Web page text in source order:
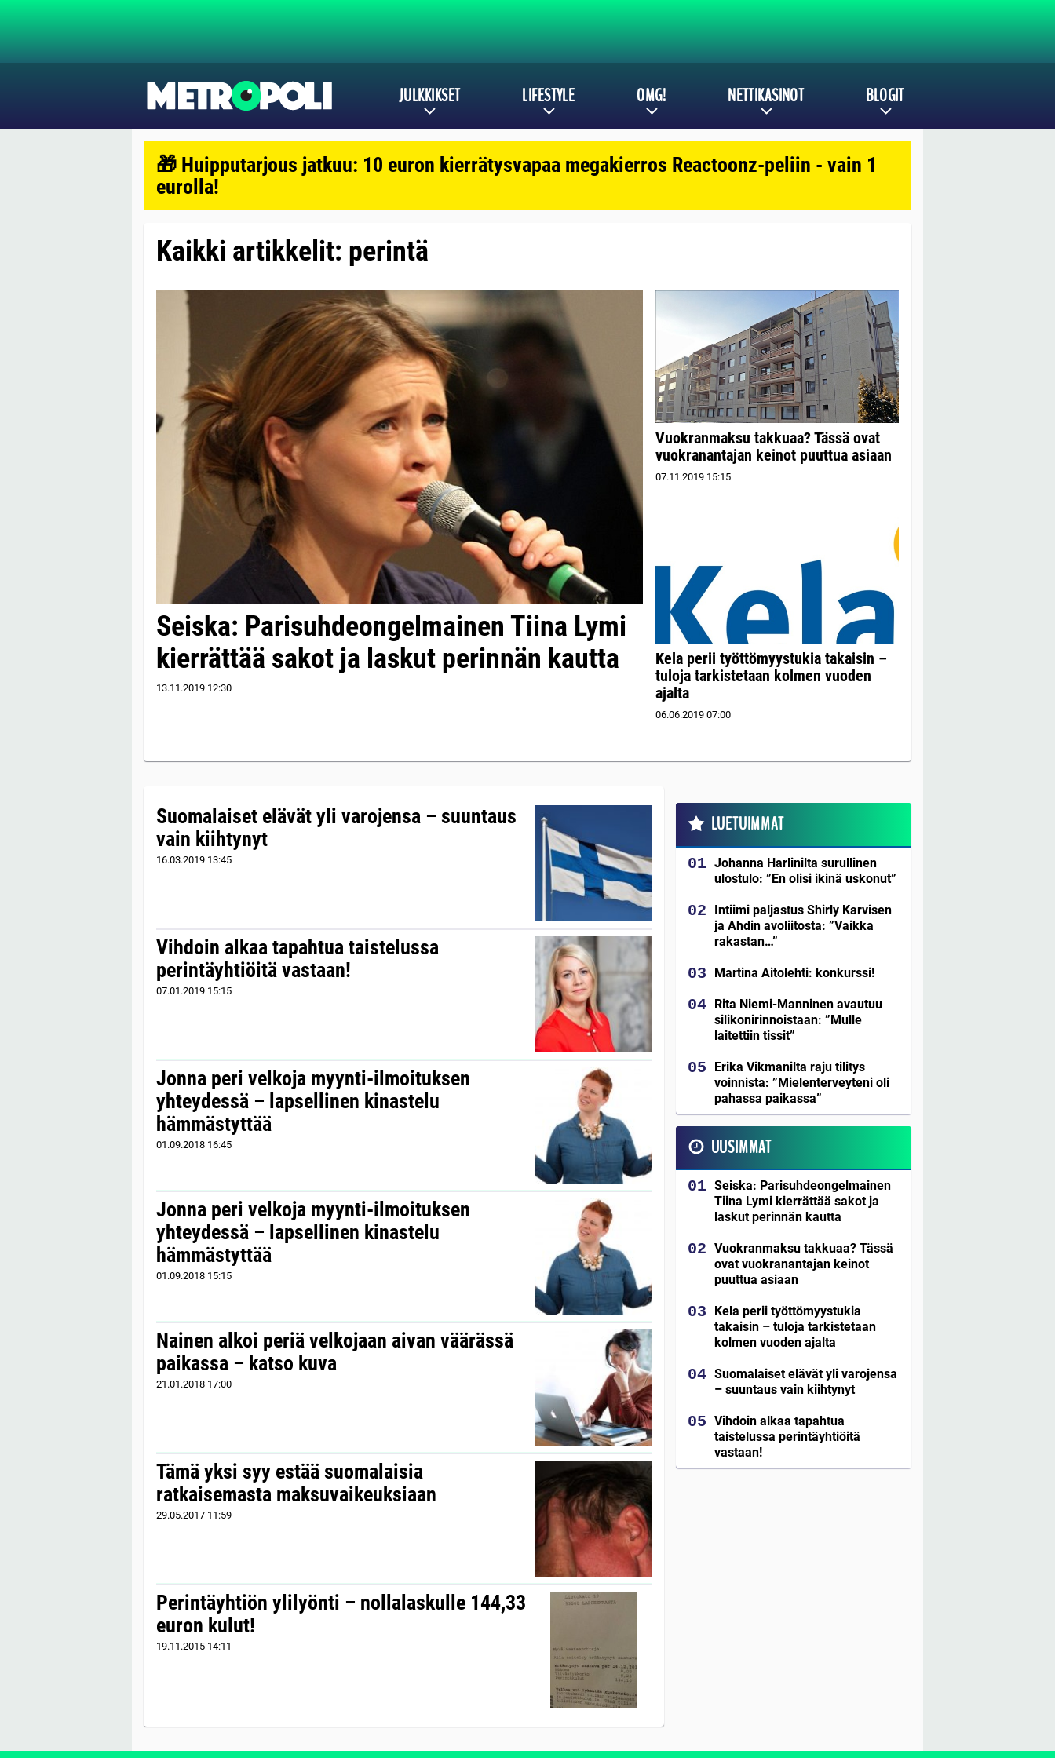
JULKKIKSET LIFESTYLE OMG! NETTIKASINOT BLOGIT
🎁 Huipputarjous jatkuu: 10 euron kierrätysvapaa megakierros Reactoonz-peliin - vain 1
eurolla!
Kaikki artikkelit: perintä
Seiska: Parisuhdeongelmainen Tiina Lymi
kierrättää sakot ja laskut perinnän kautta
13.11.2019 12:30
Vuokranmaksu takkuaa? Tässä ovat
vuokranantajan keinot puuttua asiaan
07.11.2019 15:15
Kela perii työttömyystukia takaisin –
tuloja tarkistetaan kolmen vuoden
ajalta
06.06.2019 07:00
Suomalaiset elävät yli varojensa – suuntaus
vain kiihtynyt
16.03.2019 13:45
Vihdoin alkaa tapahtua taistelussa
perintäyhtiöitä vastaan!
07.01.2019 15:15
Jonna peri velkoja myynti-ilmoituksen
yhteydessä – lapsellinen kinastelu
hämmästyttää
01.09.2018 16:45
Jonna peri velkoja myynti-ilmoituksen
yhteydessä – lapsellinen kinastelu
hämmästyttää
01.09.2018 15:15
Nainen alkoi periä velkojaan aivan väärässä
paikassa – katso kuva
21.01.2018 17:00
Tämä yksi syy estää suomalaisia
ratkaisemasta maksuvaikeuksiaan
29.05.2017 11:59
Perintäyhtiön ylilyönti – nollalaskulle 144,33
euron kulut!
19.11.2015 14:11
LUETUIMMAT
Johanna Harlinilta surullinen
ulostulo: ”En olisi ikinä uskonut”
Intiimi paljastus Shirly Karvisen
ja Ahdin avoliitosta: ”Vaikka
rakastan…”
Martina Aitolehti: konkurssi!
Rita Niemi-Manninen avautuu
silikonirinnoistaan: ”Mulle
laitettiin tissit”
Erika Vikmanilta raju tilitys
voinnista: ”Mielenterveyteni oli
pahassa paikassa”
UUSIMMAT
Seiska: Parisuhdeongelmainen
Tiina Lymi kierrättää sakot ja
laskut perinnän kautta
Vuokranmaksu takkuaa? Tässä
ovat vuokranantajan keinot
puuttua asiaan
Kela perii työttömyystukia
takaisin – tuloja tarkistetaan
kolmen vuoden ajalta
Suomalaiset elävät yli varojensa
– suuntaus vain kiihtynyt
Vihdoin alkaa tapahtua
taistelussa perintäyhtiöitä
vastaan!